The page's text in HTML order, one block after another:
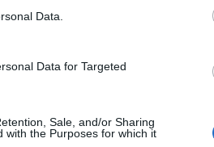
Data.
Data for Targeted
Sale, and/or Sharing
with the Purposes for which it